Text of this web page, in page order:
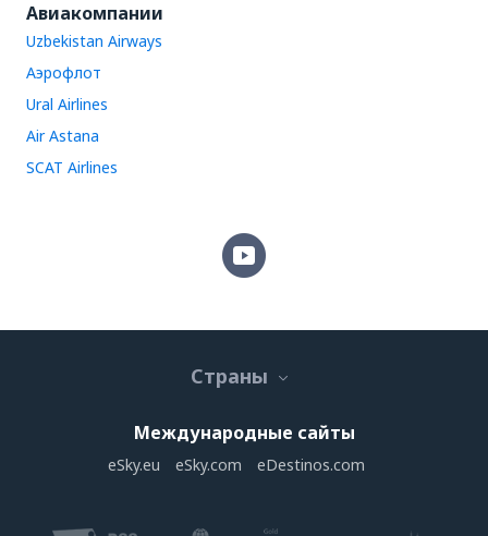
Авиакомпании
Uzbekistan Airways
Аэрофлот
Ural Airlines
Air Astana
SCAT Airlines
Страны
Международные сайты
eSky.eu eSky.com eDestinos.com